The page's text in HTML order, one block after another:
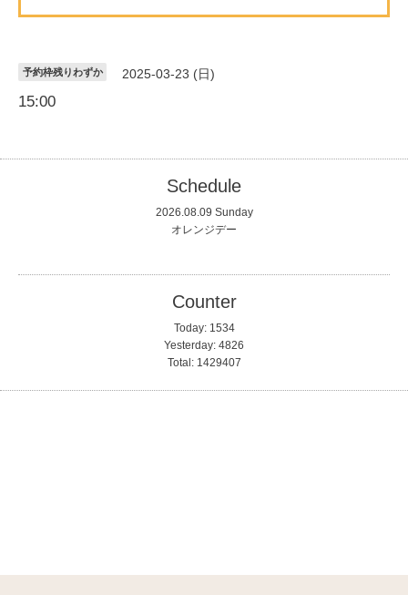
予約枠残りわずか 2025-03-23 (日)
15:00
Schedule
2026.08.09 Sunday
オレンジデー
Counter
Today: 1534
Yesterday: 4826
Total: 1429407